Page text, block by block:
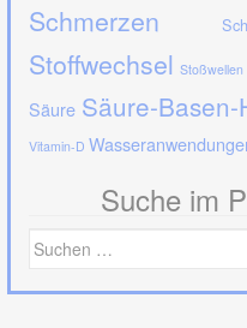
Schmerzen
Stoffwechsel Stoßwellen
Säure Säure-
Vitamin-D
Suche im
Suche